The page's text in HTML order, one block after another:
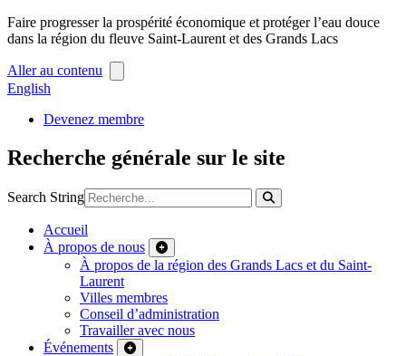
Faire progresser la prospérité économique et protéger l’eau douce
dans la région du fleuve Saint-Laurent et des Grands Lacs
Aller au contenu
English
Devenez membre
Recherche générale sur le site
Search String
Accueil
À propos de nous
À propos de la région des Grands Lacs et du Saint-
Laurent
Villes membres
Conseil d’administration
Travailler avec nous
Événements